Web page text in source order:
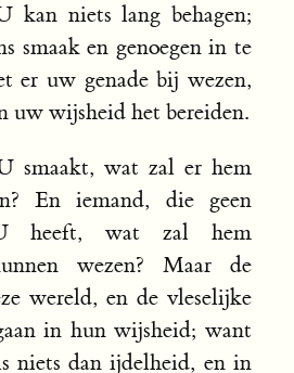
kan niets lang behagen;
smaak en genoegen in te
er uw genade bij wezen,
uw wijsheid het bereiden.
smaakt, wat zal er hem
En iemand, die geen
heeft, wat zal hem
wezen? Maar de
wereld, en de vleselijke
in hun wijsheid; want
niets dan ijdelheid, en in